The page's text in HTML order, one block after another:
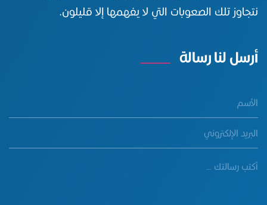
نتجاوز تلك الصعوبات التي لا يفهمها إلا قليلون.
أرسل لنا رسالة